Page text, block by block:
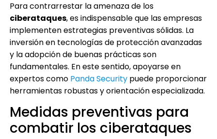
Para contrarrestar la amenaza de los
ciberataques, es indispensable que las empresas
implementen estrategias preventivas sólidas. La
inversión en tecnologías de protección avanzadas
y la adopción de buenas prácticas son
fundamentales. En este sentido, apoyarse en
expertos como Panda Security puede proporcionar
herramientas robustas y orientación especializada.
Medidas preventivas para
combatir los ciberataques